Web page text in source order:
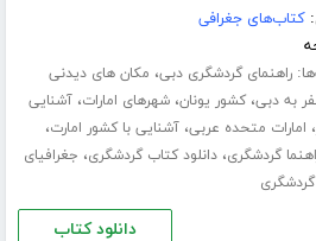
کتاب‌های جغرافی
راهنمای گردشگری دبی، مکان های دیدنی
به دبی،کشور یونان،شهرهای امارات،آشنایی
، امارات متحده عربی،آشنایی با کشور امارت،
گردشگری،دانلود کتاب گردشگری، جغرافیای
گردشگری
دانلود کتاب